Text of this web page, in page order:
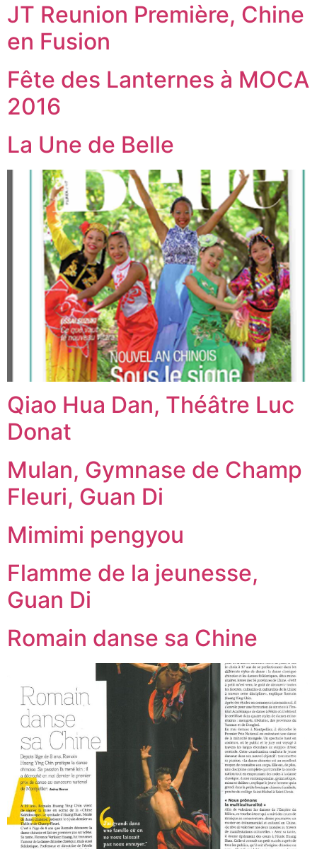
JT Reunion Première, Chine
en Fusion
Fête des Lanternes à MOCA
2016
La Une de Belle
Qiao Hua Dan, Théâtre Luc
Donat
Mulan, Gymnase de Champ
Fleuri, Guan Di
Mimimi pengyou
Flamme de la jeunesse,
Guan Di
Romain danse sa Chine